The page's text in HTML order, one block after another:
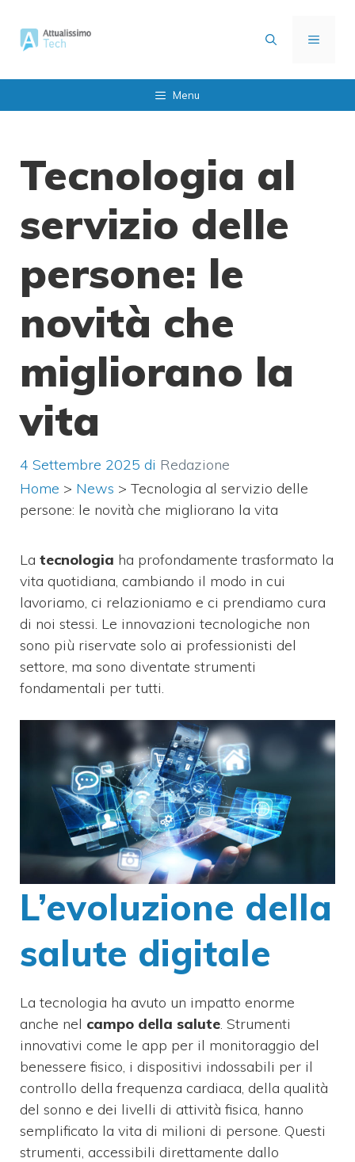
contenuto
MENU
Menu
Tecnologia al
servizio delle
persone: le
novità che
migliorano la
vita
4 Settembre 2025 di Redazione
Home > News > Tecnologia al servizio delle
persone: le novità che migliorano la vita
La tecnologia ha profondamente trasformato la
vita quotidiana, cambiando il modo in cui
lavoriamo, ci relazioniamo e ci prendiamo cura
di noi stessi. Le innovazioni tecnologiche non
sono più riservate solo ai professionisti del
settore, ma sono diventate strumenti
fondamentali per tutti.
L’evoluzione della
salute digitale
La tecnologia ha avuto un impatto enorme
anche nel campo della salute. Strumenti
innovativi come le app per il monitoraggio del
benessere fisico, i dispositivi indossabili per il
controllo della frequenza cardiaca, della qualità
del sonno e dei livelli di attività fisica, hanno
semplificato la vita di milioni di persone. Questi
strumenti, accessibili direttamente dallo